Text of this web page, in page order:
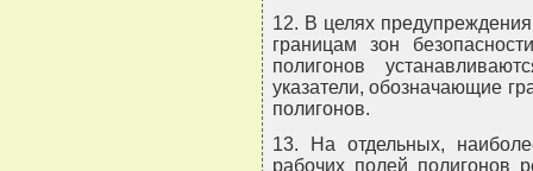
12. В целях
границам зон
полигонов
указатели, обозначающие
полигонов.
13. На отдельных,
рабочих полей полигонов